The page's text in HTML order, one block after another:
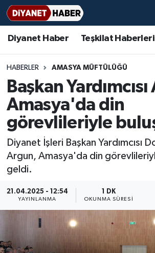
Diyanet Haber Teşkilat Haberleri
HABERLER AMASYA MÜFTÜLÜĞÜ
Başkan
Amasya'da din
görevlileriyle
Diyanet İşleri Başkan Yardımcısı
Argun, Amasya'da din
geldi.
21.04.2025 - 12:54
YAYINLANMA
1 DK
OKUNMA SÜRESI
Diyanet Haber
Teşkilat Haberleri
Adana Müftülüğü
Adıyaman Müftülüğü
Afyonkarahisar Müftülüğü
Ağrı Müftülüğü
Aksaray Müftülüğü
Amasya Müftülüğü
Ankara Müftülüğü
Antalya Müftülüğü
Ardahan Müftülüğü
Gündem
#Keşfet
Bir Ayet
Bir Hikaye
Biyografiler
Dini kavramlar
Diyanet Bilgi
Diyanet Takvimi
Dualar
Hadislerle İslam
Kudüs
Basında Bugün
DİYANET eKİTAP
Diyanet Dergi
Aile Dergisi
Aylık Dergi
TDV
Hutbeler
İmam Hatip Okulları
Başmakale
Hadis-i Şerifler
Hayat Okumaları
Nöbetçi Eczaneler
Hava Durumu
Ankara Namaz Vakitleri
Trafik Durumu
Süper Lig Puan Durumu ve
Tüm Manşetler
Son Dakika Haberleri
Haber Arşivi